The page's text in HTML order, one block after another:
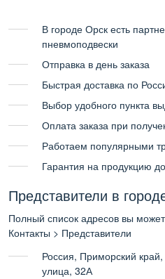
В городе Орск есть
пневмоподвески
Отправка в день заказа
Быстрая доставка по
Выбор удобного пункта
Оплата заказа при
Работаем популярными
Гарантия на продукцию
Представители в
Полный список адресов вы
Контакты > Представители
Россия, Приморский
улица, 32А